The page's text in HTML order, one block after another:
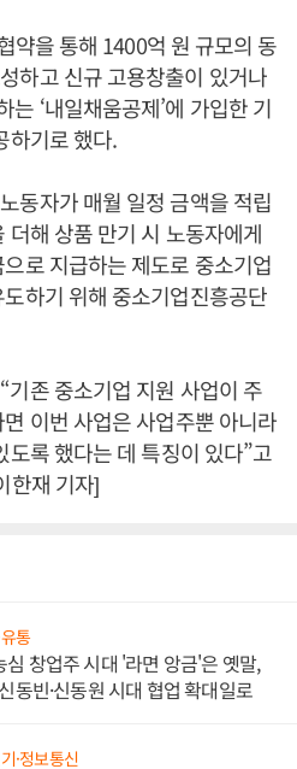
약을 통해 1400억 원 규모의 동
하고 신규 고용창출이 있거나
‘내일채움공제’에 가입한 기
하기로 했다.
동자가 매월 일정 금액을 적립
해 상품 만기 시 노동자에게
로 지급하는 제도로 중소기업
하기 위해 중소기업진흥공단
기존 중소기업 지원 사업이 주
이번 사업은 사업주뿐 아니라
록 했다는 데 특징이 있다”고
한재 기자]
통
심 창업주 시대 '라면 앙금'은 옛말,
동빈·신동원 시대 협업 확대일로
·정보통신